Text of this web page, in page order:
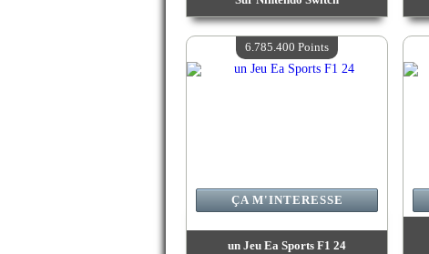
Valeur :6 785 400 Points
Quantité Disponible :4
un Jeu Ea Sports F1 24
ÇA M'INTERESSE
6.785.400 Points